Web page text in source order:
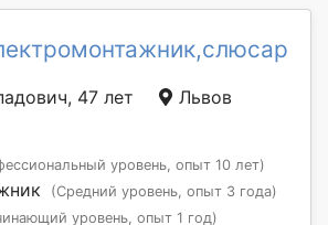
47 лет
Львов
уровень, опыт 10 лет)
(Средний уровень, опыт 3 года)
уровень, опыт 1 год)